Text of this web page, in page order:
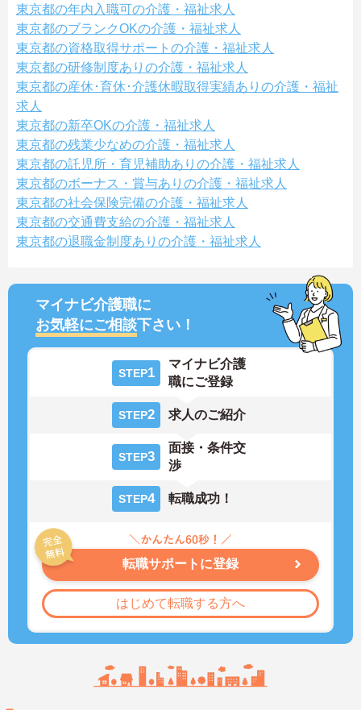
東京都の年内入職可の介護・福祉求人
東京都のブランクOKの介護・福祉求人
東京都の資格取得サポートの介護・福祉求人
東京都の研修制度ありの介護・福祉求人
東京都の産休･育休･介護休暇取得実績ありの介護・福祉
求人
東京都の新卒OKの介護・福祉求人
東京都の残業少なめの介護・福祉求人
東京都の託児所・育児補助ありの介護・福祉求人
東京都のボーナス・賞与ありの介護・福祉求人
東京都の社会保険完備の介護・福祉求人
東京都の交通費支給の介護・福祉求人
東京都の退職金制度ありの介護・福祉求人
マイナビ介護職に
お気軽にご相談下さい！
STEP1
マイナビ介護
職にご登録
STEP2 求人のご紹介
STEP3
面接・条件交
渉
STEP4 転職成功！
転職サポートに登録
はじめて転職する方へ